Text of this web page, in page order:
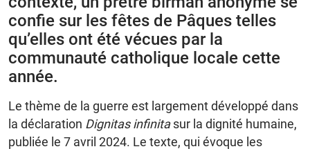
confie sur les fêtes de Pâques telles
qu’elles ont été vécues par la
communauté catholique locale cette
année.
Le thème de la guerre est largement développé dans
la déclaration Dignitas infinitasur la dignité humaine,
publiée le 7 avril 2024. Le texte, qui évoque les